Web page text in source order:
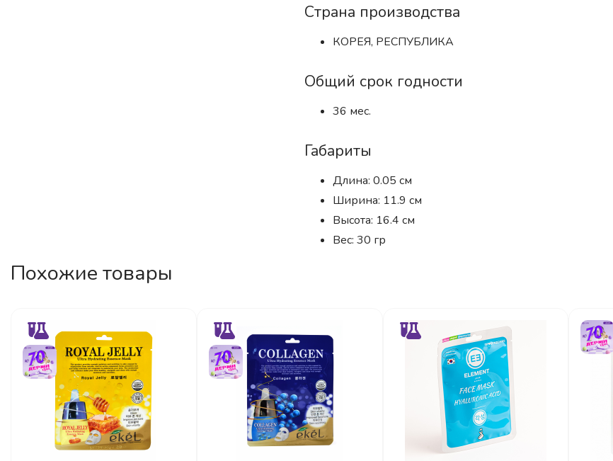
Страна производства
КОРЕЯ, РЕСПУБЛИКА
Общий срок годности
36 мес.
Габариты
Длина: 0.05 см
Ширина: 11.9 см
Высота: 16.4 см
Вес: 30 гр
Похожие товары